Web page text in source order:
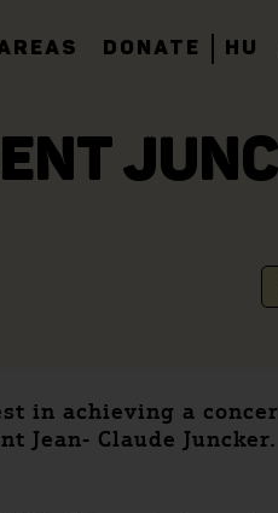
DONATE HU
in achieving a
Jean- Claude Juncker.